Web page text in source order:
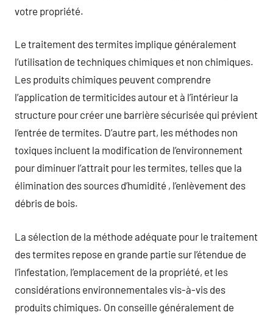
votre propriété.
Le traitement des termites implique généralement
l’utilisation de techniques chimiques et non chimiques.
Les produits chimiques peuvent comprendre
l’application de termiticides autour et à l’intérieur la
structure pour créer une barrière sécurisée qui prévient
l’entrée de termites. D’autre part, les méthodes non
toxiques incluent la modification de l’environnement
pour diminuer l’attrait pour les termites, telles que la
élimination des sources d’humidité , l’enlèvement des
débris de bois.
La sélection de la méthode adéquate pour le traitement
des termites repose en grande partie sur l’étendue de
l’infestation, l’emplacement de la propriété, et les
considérations environnementales vis-à-vis des
produits chimiques. On conseille généralement de